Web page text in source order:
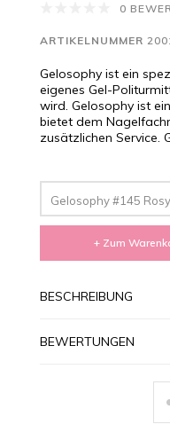
0
ARTIKELNUMMER
Gelosophy ist ein
eigenes Gel-
wird. Gelosophy ist
bietet dem
zusätzlichen Service.
Gelosophy #145
+ Zum
BESCHREIBUNG
BEWERTUNGEN